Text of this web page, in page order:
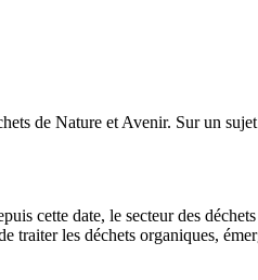
de Nature et Avenir. Sur un
cette date, le secteur des
les déchets organiques,